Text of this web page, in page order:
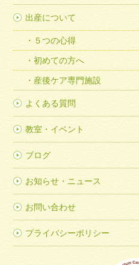
出産について
５つの心得
初めての方へ
産後ケア専門施設
よくある質問
教室・イベント
ブログ
お知らせ・ニュース
お問い合わせ
プライバシーポリシー